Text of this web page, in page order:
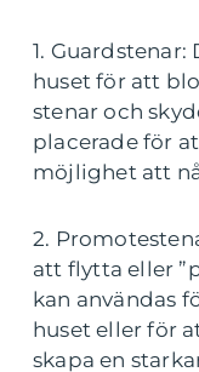
1. Guardstenar:
huset för att
stenar och
placerade för
möjlighet att
2.
att flytta eller
kan användas
huset eller för
skapa en